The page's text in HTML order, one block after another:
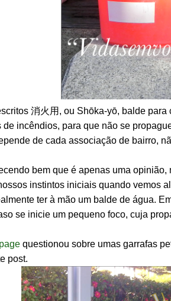
消火用, ou Shōka-yō, balde
incêndios, para que não se
de cada associação de bairro,
bem que é apenas uma
instintos iniciais quando vemos
ter à mão um balde de água.
se inicie um pequeno foco, cuja
questionou sobre umas garrafas
post.